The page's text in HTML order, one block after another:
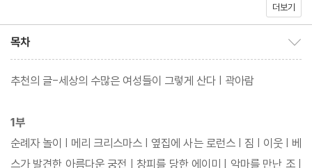
한 환경이지만 고비마다 서로에게 위로자가 되어주며 인생의 참의
세계 50여 개국 독자들에게 꾸준히 사랑받고 있다. 독자들은 누구
나 네 자매 중 한 명을 자신과 동일시하며 마치 집안의 자매들에게
공감의 힘에서 나왔다.
작가의 의도대로 1부와 2부를 합쳐 한 권의 책으로 묶었고 완역본이
더보기
목차
추천의 글-세상의 수많은 여성들이 그렇게 산다 | 곽아람
1부
순례자 놀이 | 메리 크리스마스 | 옆집에 사는 로런스 | 짐 | 이웃 | 베
스가 발견한 아름다운 궁전 | 창피를 당한 에이미 | 악마를 만난 조 |